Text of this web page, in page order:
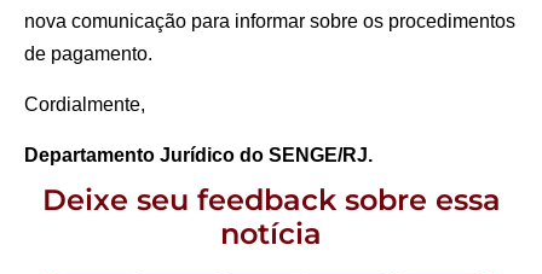
nova comunicação para informar sobre os procedimentos
de pagamento.
Cordialmente,
Departamento Jurídico do SENGE/RJ.
Deixe seu feedback sobre essa
notícia